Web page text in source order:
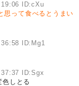
ID:cXu
思って食べるとうまい
ID:Mg1
ID:Sgx
色しとる